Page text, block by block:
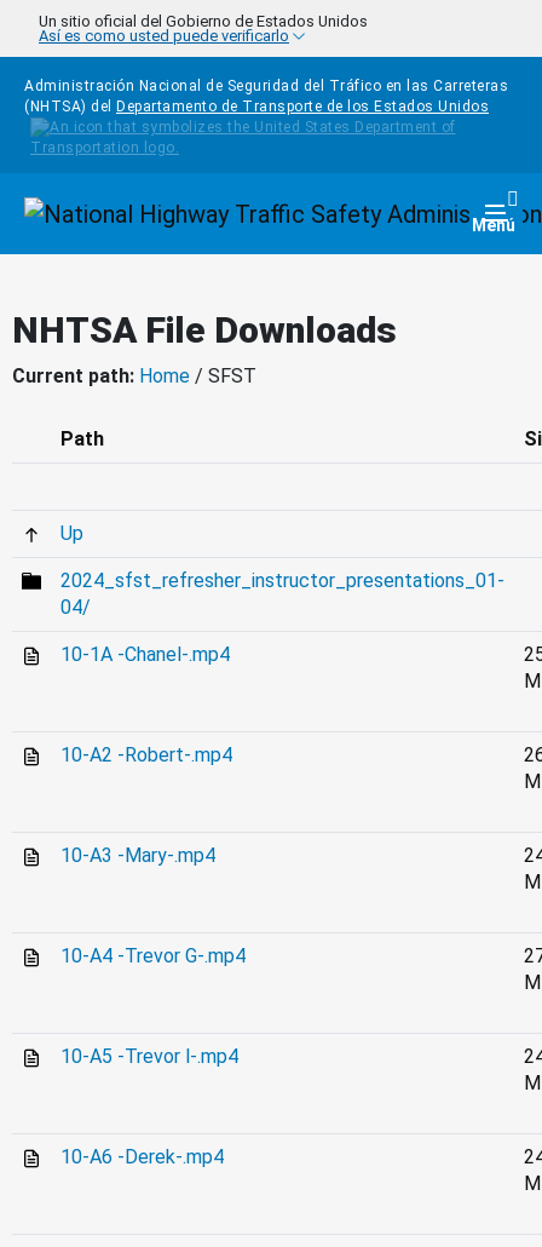
Pasar al contenido principal
Un sitio oficial del Gobierno de Estados Unidos
Así es como usted puede verificarlo
Administración Nacional de Seguridad del Tráfico en las Carreteras
(NHTSA) del
Departamento de Transporte de los Estados Unidos
Homepage Menú
NHTSA File Downloads
Current path: Home / SFST
Path
Up
2024_sfst_refresher_instructor_presentations_01-
04/
10-1A -Chanel-.mp4
10-A2 -Robert-.mp4
10-A3 -Mary-.mp4
10-A4 -Trevor G-.mp4
10-A5 -Trevor l-.mp4
10-A6 -Derek-.mp4